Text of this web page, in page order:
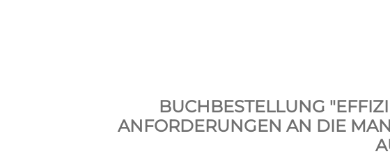
BUCHBESTELLUNG
ANFORDERUNGEN AN DIE